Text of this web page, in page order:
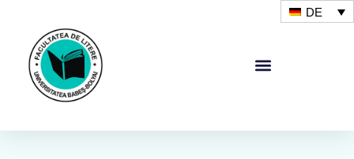
DE